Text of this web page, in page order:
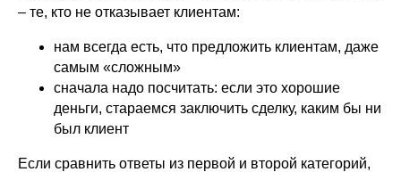
– те, кто не отказывает клиентам:
нам всегда есть, что предложить клиентам, даже
самым «сложным»
сначала надо посчитать: если это хорошие
деньги, стараемся заключить сделку, каким бы ни
был клиент
Если сравнить ответы из первой и второй категорий,